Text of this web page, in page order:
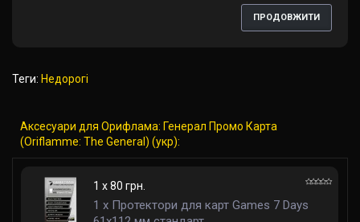
ПРОДОВЖИТИ
Теги: Недорогі
Аксесуари для Орифлама: Генерал Промо Карта
(Oriflamme: The General) (укр):
1 x 80 грн.
1 x Протектори для карт Games 7 Days